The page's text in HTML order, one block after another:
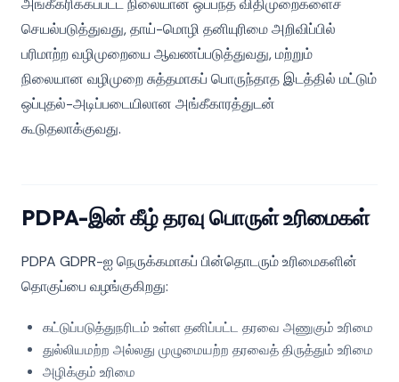
அங்கீகரிக்கப்பட்ட நிலையான ஒப்பந்த விதிமுறைகளைச்
செயல்படுத்துவது, தாய்-மொழி தனியுரிமை அறிவிப்பில்
பரிமாற்ற வழிமுறையை ஆவணப்படுத்துவது, மற்றும்
நிலையான வழிமுறை சுத்தமாகப் பொருந்தாத இடத்தில் மட்டும்
ஒப்புதல்-அடிப்படையிலான அங்கீகாரத்துடன்
கூடுதலாக்குவது.
PDPA-இன் கீழ் தரவு பொருள் உரிமைகள்
PDPA GDPR-ஐ நெருக்கமாகப் பின்தொடரும் உரிமைகளின்
தொகுப்பை வழங்குகிறது:
கட்டுப்படுத்துநரிடம் உள்ள தனிப்பட்ட தரவை அணுகும் உரிமை
துல்லியமற்ற அல்லது முழுமையற்ற தரவைத் திருத்தும் உரிமை
அழிக்கும் உரிமை